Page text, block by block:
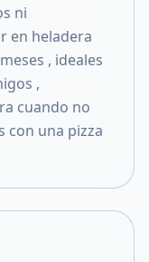
ni
en heladera
, ideales
,
cuando no
con una pizza